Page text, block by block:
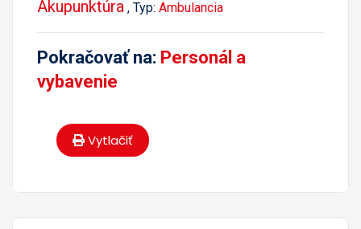
Akupunktúra , Typ: Ambulancia
Pokračovať na: Personál a
vybavenie
Vytlačiť